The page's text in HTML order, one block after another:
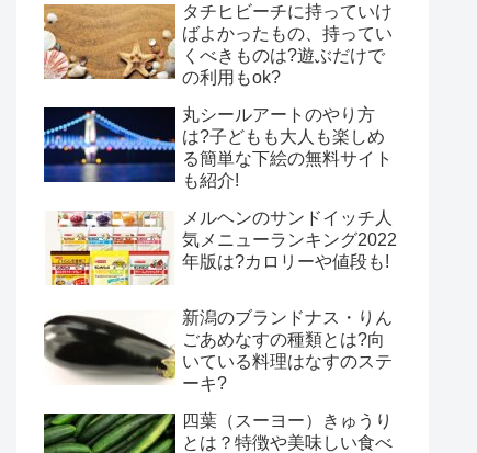
タチヒビーチに持っていけ
ばよかったもの、持ってい
くべきものは?遊ぶだけで
の利用もok?
丸シールアートのやり方
は?子どもも大人も楽しめ
る簡単な下絵の無料サイト
も紹介!
メルヘンのサンドイッチ人
気メニューランキング2022
年版は?カロリーや値段も!
新潟のブランドナス・りん
ごあめなすの種類とは?向
いている料理はなすのステ
ーキ?
四葉（スーヨー）きゅうり
とは？特徴や美味しい食べ